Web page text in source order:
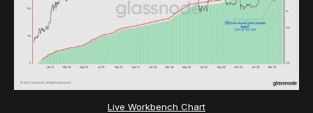
Live Workbench Chart